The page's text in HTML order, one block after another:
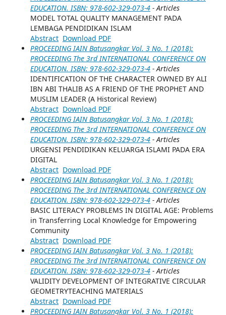
EDUCATION. ISBN: 978-602-329-073-4 - Articles
MODEL TOTAL QUALITY MANAGEMENT PADA
LEMBAGA PENDIDIKAN ISLAM
Abstract Download PDF
PROCEEDING IAIN Batusangkar Vol. 3 No. 1 (2018):
PROCEEDING The 3rd INTERNATIONAL CONFERENCE ON
EDUCATION. ISBN: 978-602-329-073-4 - Articles
IDENTIFICATION OF THE CHARACTER OWNED BY ALI
IBN ABI THALIB AS A FRIEND OF THE PROPHET AND
MUSLIM LEADER (A Historical Review)
Abstract Download PDF
PROCEEDING IAIN Batusangkar Vol. 3 No. 1 (2018):
PROCEEDING The 3rd INTERNATIONAL CONFERENCE ON
EDUCATION. ISBN: 978-602-329-073-4 - Articles
URGENSI PENDIDIKAN KELUARGA ISLAMI PADA ERA
DIGITAL
Abstract Download PDF
PROCEEDING IAIN Batusangkar Vol. 3 No. 1 (2018):
PROCEEDING The 3rd INTERNATIONAL CONFERENCE ON
EDUCATION. ISBN: 978-602-329-073-4 - Articles
BASIC LITERACY PROBLEMS IN DIGITAL AGE: Problems
in Transferring Local Knowledge for Empowering
Community
Abstract Download PDF
PROCEEDING IAIN Batusangkar Vol. 3 No. 1 (2018):
PROCEEDING The 3rd INTERNATIONAL CONFERENCE ON
EDUCATION. ISBN: 978-602-329-073-4 - Articles
VALIDITY DEVELOPMENT OF INTEGRATIVE CIRCULAR
GEOMETRYTEACHING MATERIALS
Abstract Download PDF
PROCEEDING IAIN Batusangkar Vol. 3 No. 1 (2018):